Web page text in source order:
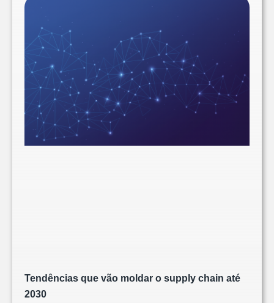
Tendências que vão moldar o supply chain até
2030